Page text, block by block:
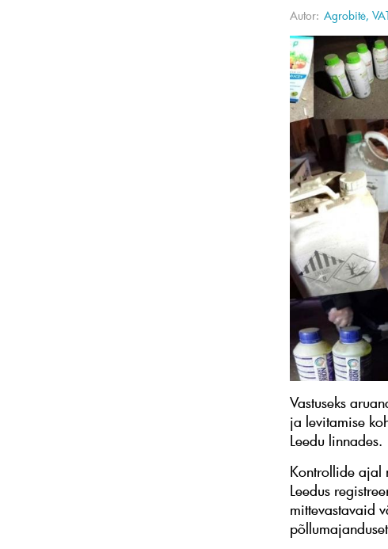
Autor: Agrobitė,
Vastuseks
ja levitamise
Leedu linnades.
Kontrollide ajal
Leedus
mittevastavaid